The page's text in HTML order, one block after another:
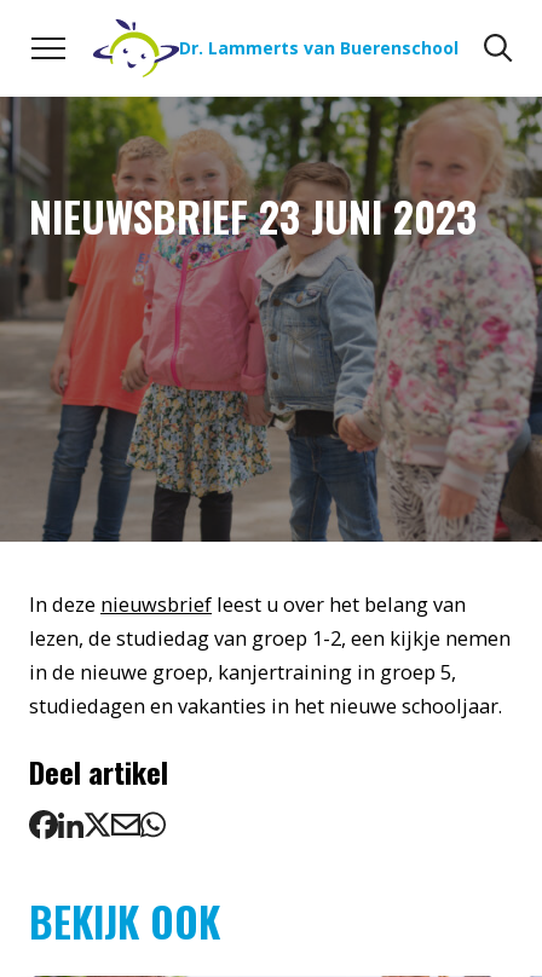
Naar de inhoud
Dr. Lammerts van Buerenschool
NIEUWSBRIEF 23 JUNI 2023
In deze nieuwsbrief leest u over het belang van
lezen, de studiedag van groep 1-2, een kijkje nemen
in de nieuwe groep, kanjertraining in groep 5,
studiedagen en vakanties in het nieuwe schooljaar.
Deel artikel
BEKIJK OOK